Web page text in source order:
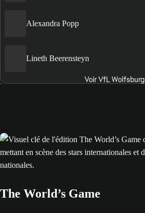
Alexandra Popp
Lineth Beerensteyn
Voir VfL Wolfsburg
The World’s Game